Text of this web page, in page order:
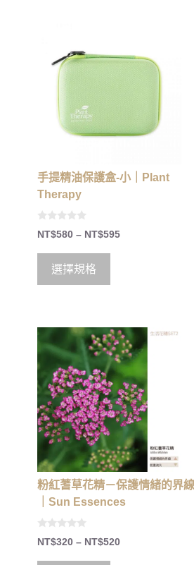
手提精油保護盒-小｜Plant
Therapy
0
o
t
5
NT$580 – NT$595
選擇規格
粉紅蓍草花精－保護情緒的界線
｜Sun Essences
0
oNT$320 – NT$520